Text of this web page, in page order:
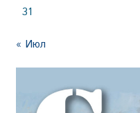
31
« Июл